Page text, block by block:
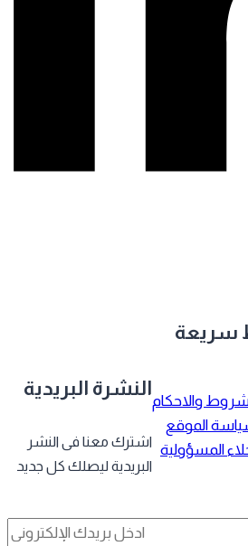
والاحكام
الموقع
المسؤولية
النشرة البريدية
اشترك معنا فى النشر
البريدية ليصلك كل جديد